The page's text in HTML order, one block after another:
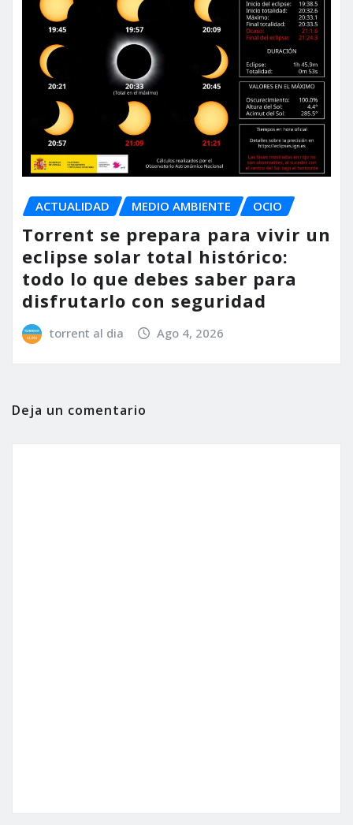
ACTUALIDAD MEDIO AMBIENTE OCIO
Torrent se prepara para vivir un
eclipse solar total histórico:
todo lo que debes saber para
disfrutarlo con seguridad
torrent al dia Ago 4, 2026
Deja un comentario